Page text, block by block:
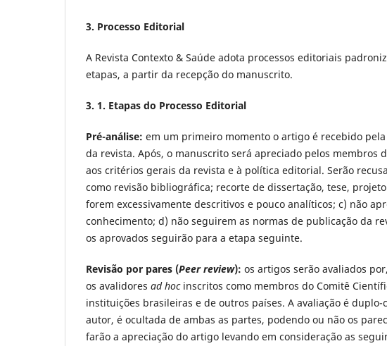
3. Processo Editorial
A Revista Contexto & Saúde adota processos editoriais
etapas, a partir da recepção do manuscrito.
3. 1. Etapas do Processo Editorial
Pré-análise: em um primeiro momento o artigo é recebido
da revista. Após, o manuscrito será apreciado pelos membros
aos critérios gerais da revista e à política editorial. Serão
como revisão bibliográfica; recorte de dissertação, tese,
forem excessivamente descritivos e pouco analíticos; c) não
conhecimento; d) não seguirem as normas de publicação da
os aprovados seguirão para a etapa seguinte.
Revisão por pares (Peer review): os artigos serão avaliados
os avalidores ad hoc inscritos como membros do Comitê
instituições brasileiras e de outros países. A avaliação é
autor, é ocultada de ambas as partes, podendo ou não os
farão a apreciação do artigo levando em consideração as